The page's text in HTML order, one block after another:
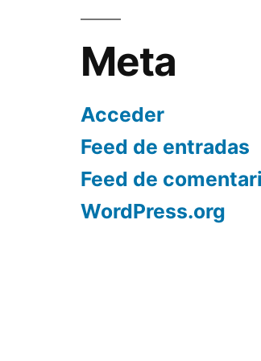
Meta
Acceder
Feed de entradas
Feed de
WordPress.org